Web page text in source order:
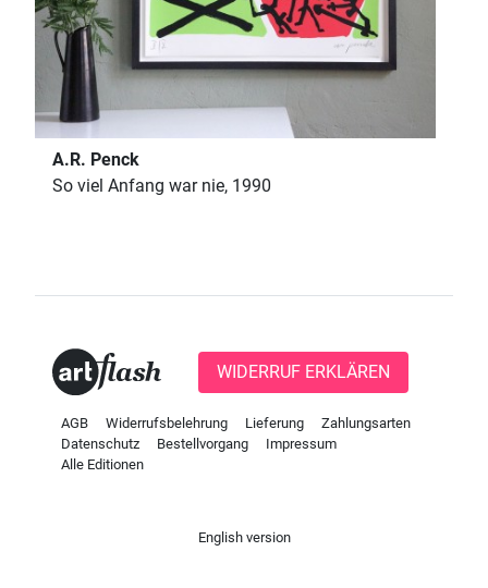
A.R. Penck
So viel Anfang war nie, 1990
WIDERRUF ERKLÄREN
AGB Widerrufsbelehrung Lieferung
Zahlungsarten
Datenschutz
Bestellvorgang
Impressum
Alle Editionen
English version